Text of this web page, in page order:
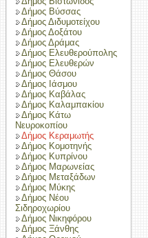
Δήμος Βύσσας
Δήμος Διδυμοτείχου
Δήμος Δοξάτου
Δήμος Δράμας
Δήμος Ελευθερούπολης
Δήμος Ελευθερών
Δήμος Θάσου
Δήμος Ιάσμου
Δήμος Καβάλας
Δήμος Καλαμπακίου
Δήμος Κάτω
Νευροκοπίου
Δήμος Κεραμωτής
Δήμος Κομοτηνής
Δήμος Κυπρίνου
Δήμος Μαρωνείας
Δήμος Μεταξάδων
Δήμος Μύκης
Δήμος Νέου
Σιδηροχωρίου
Δήμος Νικηφόρου
Δήμος Ξάνθης